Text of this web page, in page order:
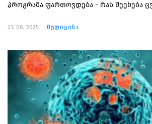
პროგრამა ფართოვდება - რას შეეხება
21. 08. 2025 მედიცინა